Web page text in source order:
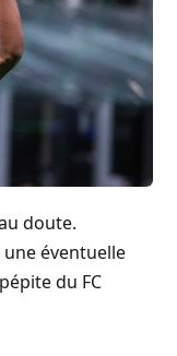
doute.
éventuelle
du FC